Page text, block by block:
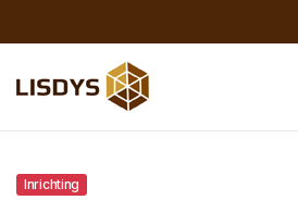
Inrichting